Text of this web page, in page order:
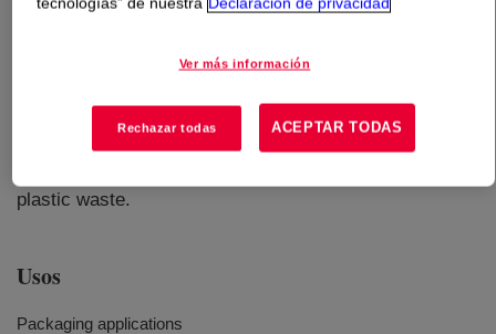
for packaging applications. This resin is based on post-
processability and an outstanding balance between
toughness and stiffness. This resin is white in color.
plastic waste.
Usos
Packaging applications
Ver más información
Rechazar todas ACEPTAR TODAS